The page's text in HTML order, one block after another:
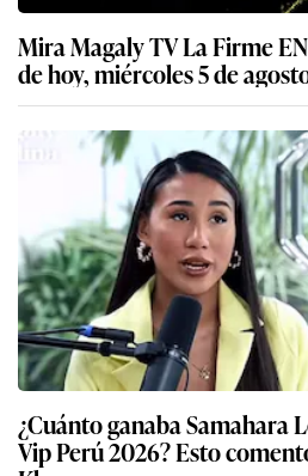
Mira Magaly TV La Firme
de hoy, miércoles 5 de
¿Cuánto ganaba Samahara
Vip Perú 2026? Esto